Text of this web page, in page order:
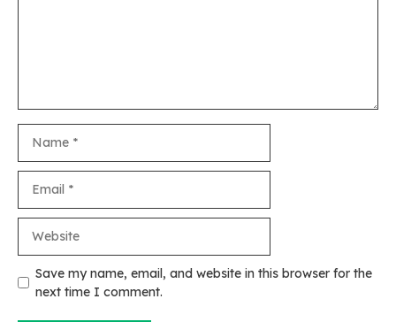
Save my name, email, and website in this browser for the
next time I comment.